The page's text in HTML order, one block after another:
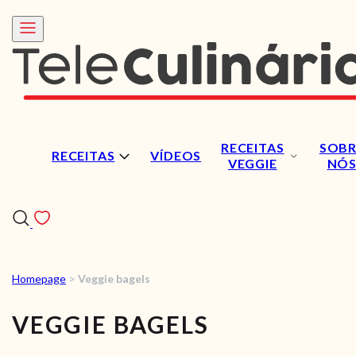
RECEITAS VÍDEOS
RECEITAS
VEGGIE
NÓS
VÍDEOS
Homepage > Veggie bagels
VEGGIE BAGELS